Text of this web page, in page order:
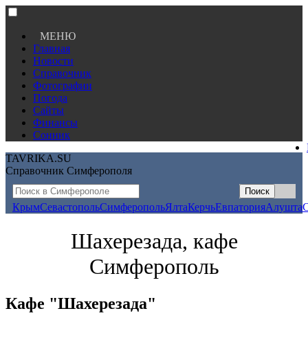
МЕНЮ
Главная
Новости
Справочник
Фотографии
Погода
Сайты
Финансы
Сонник
TAVRIKA.SU
Справочник Симферополя
КрымСевастопольСимферопольЯлтаКерчьЕвпаторияАлушта
Шахерезада, кафе
Симферополь
Кафе "Шахерезада"